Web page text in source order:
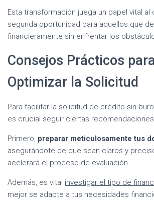
Esta transformación juega un papel vital al
segunda oportunidad para aquellos que
financieramente sin enfrentar los
Consejos Prácticos
Optimizar la Solicitud
Para facilitar la solicitud de crédito sin
es crucial seguir ciertas
Primero, preparar meticulosamente tus
asegurándote de que sean claros y
acelerará el proceso de evaluación.
Además, es vital investigar el tipo de
mejor se adapte a tus necesidades